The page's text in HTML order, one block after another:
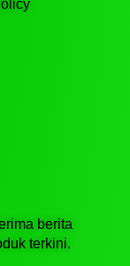
berita
terkini.